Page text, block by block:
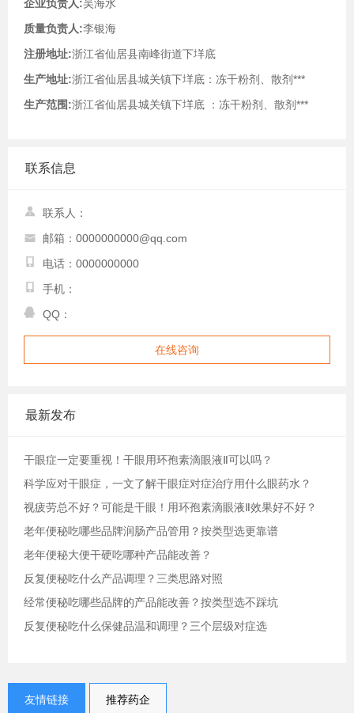
企业负责人:吴海水
质量负责人:李银海
注册地址:浙江省仙居县南峰街道下垟底
生产地址:浙江省仙居县城关镇下垟底：冻干粉剂、散剂***
生产范围:浙江省仙居县城关镇下垟底 ：冻干粉剂、散剂***
联系信息
联系人：
邮箱：0000000000@qq.com
电话：0000000000
手机：
QQ：
在线咨询
最新发布
干眼症一定要重视！干眼用环孢素滴眼液Ⅱ可以吗？
科学应对干眼症，一文了解干眼症对症治疗用什么眼药水？
视疲劳总不好？可能是干眼！用环孢素滴眼液Ⅱ效果好不好？
老年便秘吃哪些品牌润肠产品管用？按类型选更靠谱
老年便秘大便干硬吃哪种产品能改善？
反复便秘吃什么产品调理？三类思路对照
经常便秘吃哪些品牌的产品能改善？按类型选不踩坑
反复便秘吃什么保健品温和调理？三个层级对症选
友情链接 推荐药企